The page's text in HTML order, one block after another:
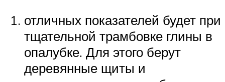
отличных показателей будет при
тщательной трамбовке глины в
опалубке. Для этого берут
деревянные щиты и